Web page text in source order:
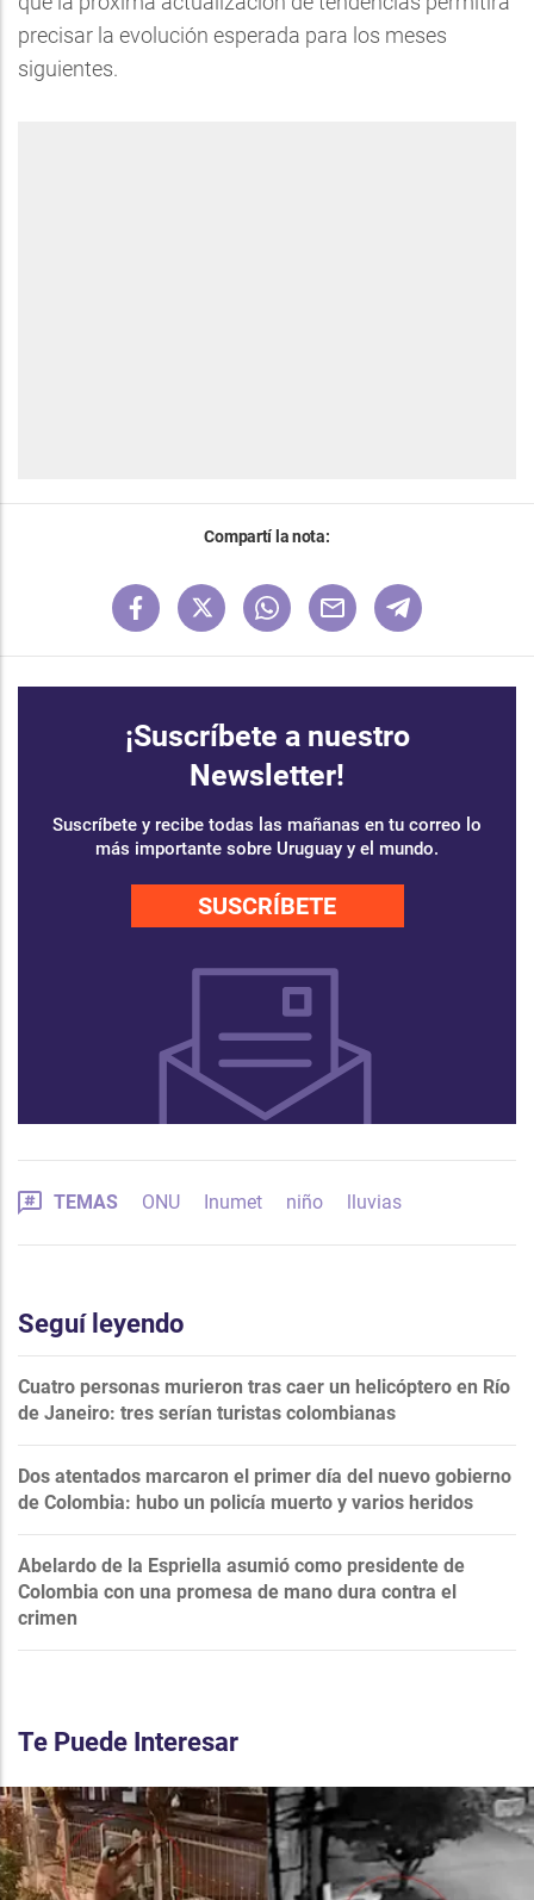
precisar la evolución esperada para los meses
siguientes.
Compartí la nota:
¡Suscríbete a nuestro
Newsletter!
Suscríbete y recibe todas las mañanas en tu correo lo
más importante sobre Uruguay y el mundo.
SUSCRÍBETE
TEMAS ONU Inumet niño lluvias
Seguí leyendo
Cuatro personas murieron tras caer un helicóptero en Río
de Janeiro: tres serían turistas colombianas
Dos atentados marcaron el primer día del nuevo gobierno
de Colombia: hubo un policía muerto y varios heridos
Abelardo de la Espriella asumió como presidente de
Colombia con una promesa de mano dura contra el
crimen
Te Puede Interesar